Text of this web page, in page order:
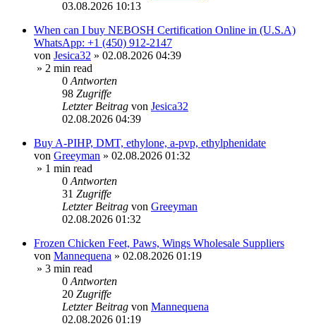
03.08.2026 10:13
When can I buy NEBOSH Certification Online in (U.S.A)
WhatsApp: +1 (450) 912-2147
von Jesica32 » 02.08.2026 04:39
» 2 min read
0 Antworten
98 Zugriffe
Letzter Beitrag von Jesica32
02.08.2026 04:39
Buy A-PIHP, DMT, ethylone, a-pvp, ethylphenidate
von Greeyman » 02.08.2026 01:32
» 1 min read
0 Antworten
31 Zugriffe
Letzter Beitrag von Greeyman
02.08.2026 01:32
Frozen Chicken Feet, Paws, Wings Wholesale Suppliers
von Mannequena » 02.08.2026 01:19
» 3 min read
0 Antworten
20 Zugriffe
Letzter Beitrag von Mannequena
02.08.2026 01:19